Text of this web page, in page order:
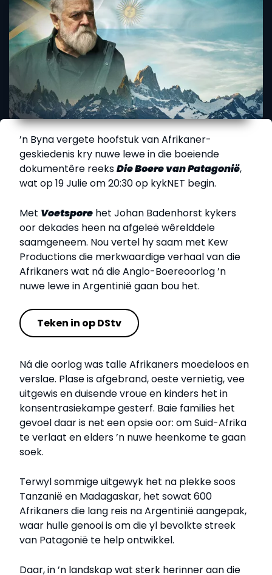
’n Byna vergete hoofstuk van Afrikaner-
geskiedenis kry nuwe lewe in die boeiende
dokumentêre reeksDie Boere van Patagonië,
wat op 19 Julie om 20:30 op kykNET begin.
Met Voetspore het Johan Badenhorst kykers
oor dekades heen na afgeleë wêrelddele
saamgeneem. Nou vertel hy saam met Kew
Productions die merkwaardige verhaal van die
Afrikaners wat ná die Anglo-Boereoorlog ’n
nuwe lewe in Argentinië gaan bou het.
Teken in op DStv
Ná die oorlog was talle Afrikaners moedeloos en
verslae. Plase is afgebrand, oeste vernietig, vee
uitgewis en duisende vroue en kinders het in
konsentrasiekampe gesterf. Baie families het
gevoel daar is net een opsie oor: om Suid-Afrika
te verlaat en elders ’n nuwe heenkome te gaan
soek.
Terwyl sommige uitgewyk het na plekke soos
Tanzanië en Madagaskar, het sowat 600
Afrikaners die lang reis na Argentinië aangepak,
waar hulle genooi is om die yl bevolkte streek
van Patagonië te help ontwikkel.
Daar, in ’n landskap wat sterk herinner aan die